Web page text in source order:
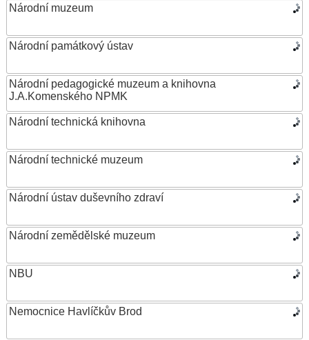
Národní muzeum
Národní památkový ústav
Národní pedagogické muzeum a knihovna
J.A.Komenského NPMK
Národní technická knihovna
Národní technické muzeum
Národní ústav duševního zdraví
Národní zemědělské muzeum
NBU
Nemocnice Havlíčkův Brod